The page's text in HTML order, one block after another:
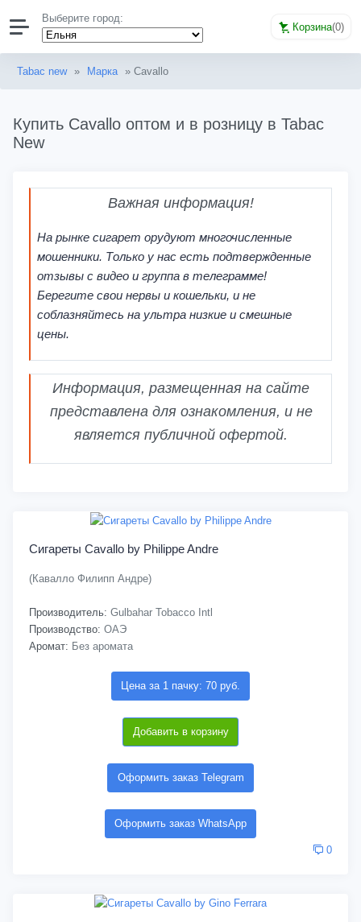
Выберите город:
Корзина(0)
Tabac new » Марка » Cavallo
Купить Cavallo оптом и в розницу в Tabac
New
Важная информация!
На рынке сигарет орудуют многочисленные
мошенники. Только у нас есть подтвержденные
отзывы с видео и группа в телеграмме!
Берегите свои нервы и кошельки, и не
соблазняйтесь на ультра низкие и смешные
цены.
Информация, размещенная на сайте
представлена для ознакомления, и не
является публичной офертой.
Сигареты Cavallo by Philippe Andre
(Кавалло Филипп Андре)
Производитель: Gulbahar Tobacco Intl
Производство: ОАЭ
Аромат: Без аромата
Цена за 1 пачку: 70 руб.
Добавить в корзину
Оформить заказ Telegram
Оформить заказ WhatsApp
0